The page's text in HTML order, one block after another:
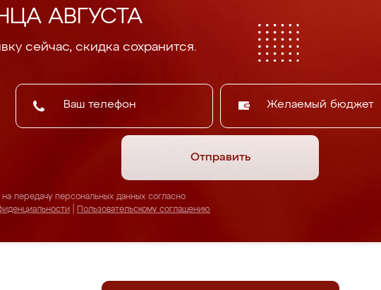
АВГУСТА
сейчас, скидка сохранится.
Желаемый бюджет
Отправить
передачу персональных данных согласно
Пользовательскому соглашению